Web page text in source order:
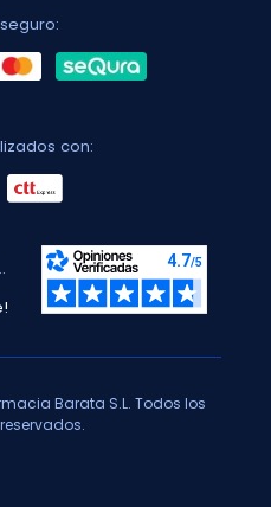
con:
Barata S.L. Todos los